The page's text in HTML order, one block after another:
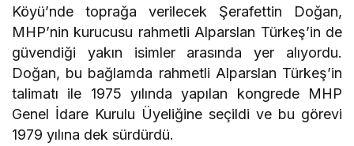
Köyü’nde toprağa verilecek Şerafettin Doğan,
MHP’nin kurucusu rahmetli Alparslan Türkeş’in de
güvendiği yakın isimler arasında yer alıyordu.
Doğan, bu bağlamda rahmetli Alparslan Türkeş’in
talimatı ile 1975 yılında yapılan kongrede MHP
Genel İdare Kurulu Üyeliğine seçildi ve bu görevi
1979 yılına dek sürdürdü.